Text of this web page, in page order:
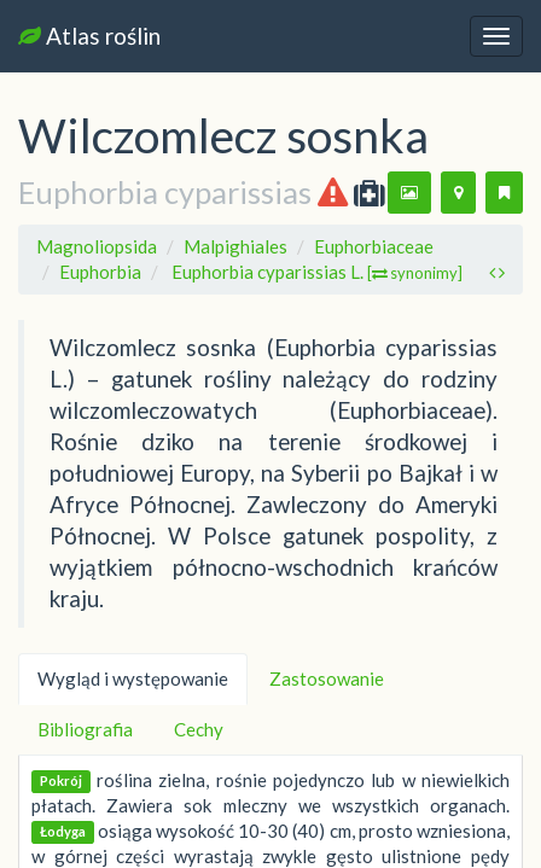
Atlas roślin
Wilczomlecz sosnka
Euphorbia cyparissias
Magnoliopsida Malpighiales
Euphorbiaceae
Euphorbia
Euphorbia cyparissias L. [ synonimy]
Wilczomlecz sosnka (Euphorbia cyparissias
L.) – gatunek rośliny należący do rodziny
wilczomleczowatych (Euphorbiaceae).
Rośnie dziko na terenie środkowej i
południowej Europy, na Syberii po Bajkał i w
Afryce Północnej. Zawleczony do Ameryki
Północnej. W Polsce gatunek pospolity, z
wyjątkiem północno-wschodnich krańców
kraju.
Wygląd i występowanie Zastosowanie
Bibliografia Cechy
Pokrój roślina zielna, rośnie pojedynczo lub w niewielkich
płatach. Zawiera sok mleczny we wszystkich organach.
Łodyga osiąga wysokość 10-30 (40) cm, prosto wzniesiona,
w górnej części wyrastają zwykle gęsto ulistnione pędy